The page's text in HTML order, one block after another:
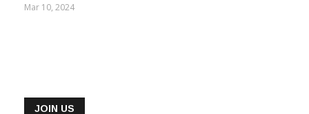
Mar 10, 2024
JOIN US